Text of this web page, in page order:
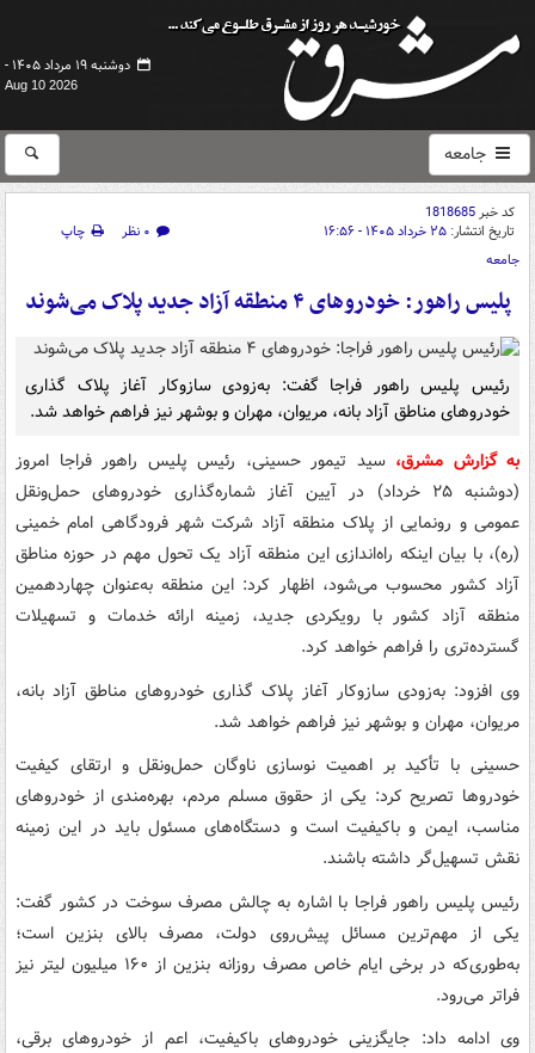
دوشنبه ۱۹ مرداد ۱۴۰۵ -
Aug 10 2026
جامعه
کد خبر1818685
تاریخ انتشار: ۲۵ خرداد ۱۴۰۵ - ۱۶:۵۶ ۰ نظر
چاپ
جامعه
پلیس راهور: خودروهای ۴ منطقه آزاد جدید پلاک می‌شوند
رئیس پلیس راهور فراجا گفت: به‌زودی سازوکار آغاز پلاک گذاری
خودروهای مناطق آزاد بانه، مریوان، مهران و بوشهر نیز فراهم خواهد شد.
به گزارش مشرق،سید تیمور حسینی، رئیس پلیس راهور فراجا امروز
(دوشنبه ۲۵ خرداد) در آیین آغاز شماره‌گذاری خودروهای حمل‌ونقل
عمومی و رونمایی از پلاک منطقه آزاد شرکت شهر فرودگاهی امام خمینی
(ره)، با بیان اینکه راه‌اندازی این منطقه آزاد یک تحول مهم در حوزه مناطق
آزاد کشور محسوب می‌شود، اظهار کرد: این منطقه به‌عنوان چهاردهمین
منطقه آزاد کشور با رویکردی جدید، زمینه ارائه خدمات و تسهیلات
گسترده‌تری را فراهم خواهد کرد.
وی افزود: به‌زودی سازوکار آغاز پلاک گذاری خودروهای مناطق آزاد بانه،
مریوان، مهران و بوشهر نیز فراهم خواهد شد.
حسینی با تأکید بر اهمیت نوسازی ناوگان حمل‌ونقل و ارتقای کیفیت
خودروها تصریح کرد: یکی از حقوق مسلم مردم، بهره‌مندی از خودروهای
مناسب، ایمن و باکیفیت است و دستگاه‌های مسئول باید در این زمینه
نقش تسهیل‌گر داشته باشند.
رئیس پلیس راهور فراجا با اشاره به چالش مصرف سوخت در کشور گفت:
یکی از مهم‌ترین مسائل پیش‌روی دولت، مصرف بالای بنزین است؛
به‌طوری‌که در برخی ایام خاص مصرف روزانه بنزین از ۱۶۰ میلیون لیتر نیز
فراتر می‌رود.
وی ادامه داد: جایگزینی خودروهای باکیفیت، اعم از خودروهای برقی،